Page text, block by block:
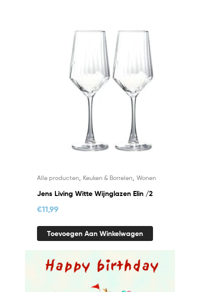
Alle producten, Keuken & Borrelen, Wonen
Jens Living Witte Wijnglazen Elin /2
€11,99
Toevoegen Aan Winkelwagen